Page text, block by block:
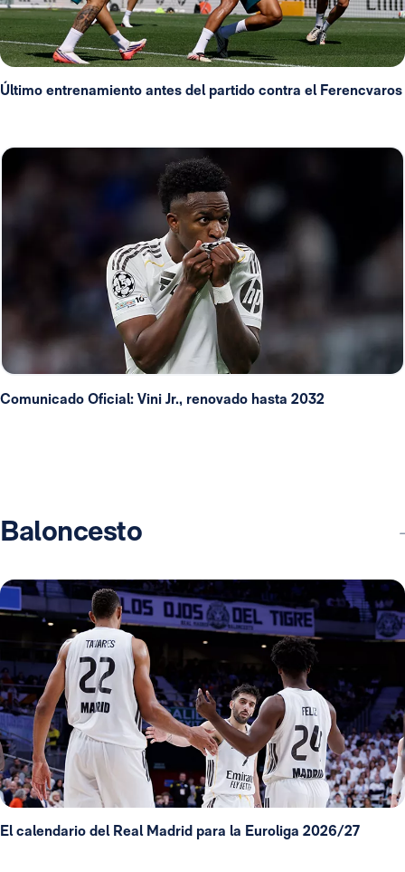
Último entrenamiento antes del partido contra el Ferencvaros
Comunicado Oficial: Vini Jr., renovado hasta 2032
Baloncesto
El calendario del Real Madrid para la Euroliga 2026/27